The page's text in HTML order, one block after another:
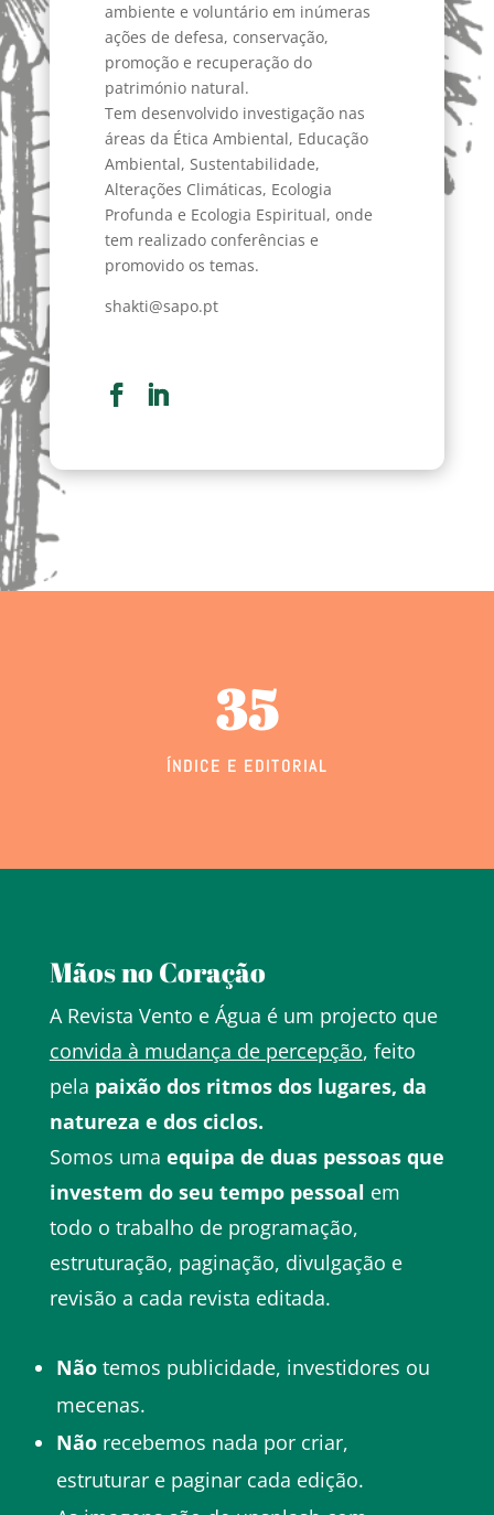
ambiente e voluntário em inúmeras
ações de defesa, conservação,
promoção e recuperação do
património natural.
Tem desenvolvido investigação nas
áreas da Ética Ambiental, Educação
Ambiental, Sustentabilidade,
Alterações Climáticas, Ecologia
Profunda e Ecologia Espiritual, onde
tem realizado conferências e
promovido os temas.
shakti@sapo.pt
35
ÍNDICE E EDITORIAL
Mãos no Coração
A Revista Vento e Água é um projecto que
convida à mudança de percepção, feito
pela paixão dos ritmos dos lugares, da
natureza e dos ciclos.
Somos uma equipa de duas pessoas que
investem do seu tempo pessoal em
todo o trabalho de programação,
estruturação, paginação, divulgação e
revisão a cada revista editada.
Nãotemos publicidade, investidores ou
mecenas.
Nãorecebemos nada por criar,
estruturar e paginar cada edição.